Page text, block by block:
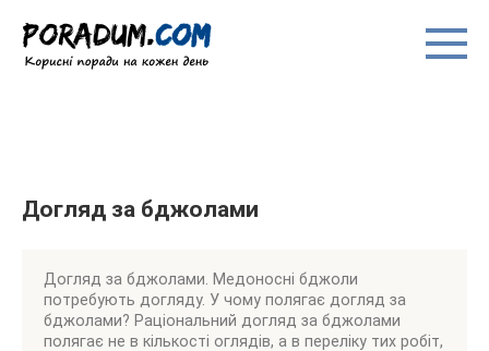
вмісту
Догляд за бджолами
Догляд за бджолами. Медоносні бджоли
потребують догляду. У чому полягає догляд за
бджолами? Раціональний догляд за бджолами
полягає не в кількості оглядів, а в переліку тих робіт,